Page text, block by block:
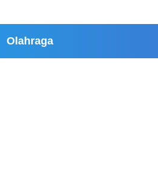
Olahraga